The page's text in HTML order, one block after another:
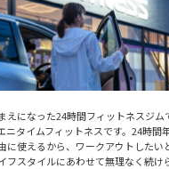
えになった24時間フィットネスジム
ニタイムフィットネスです。24時間
に使えるから、ワークアウトしたい
フスタイルにあわせて無理なく続け